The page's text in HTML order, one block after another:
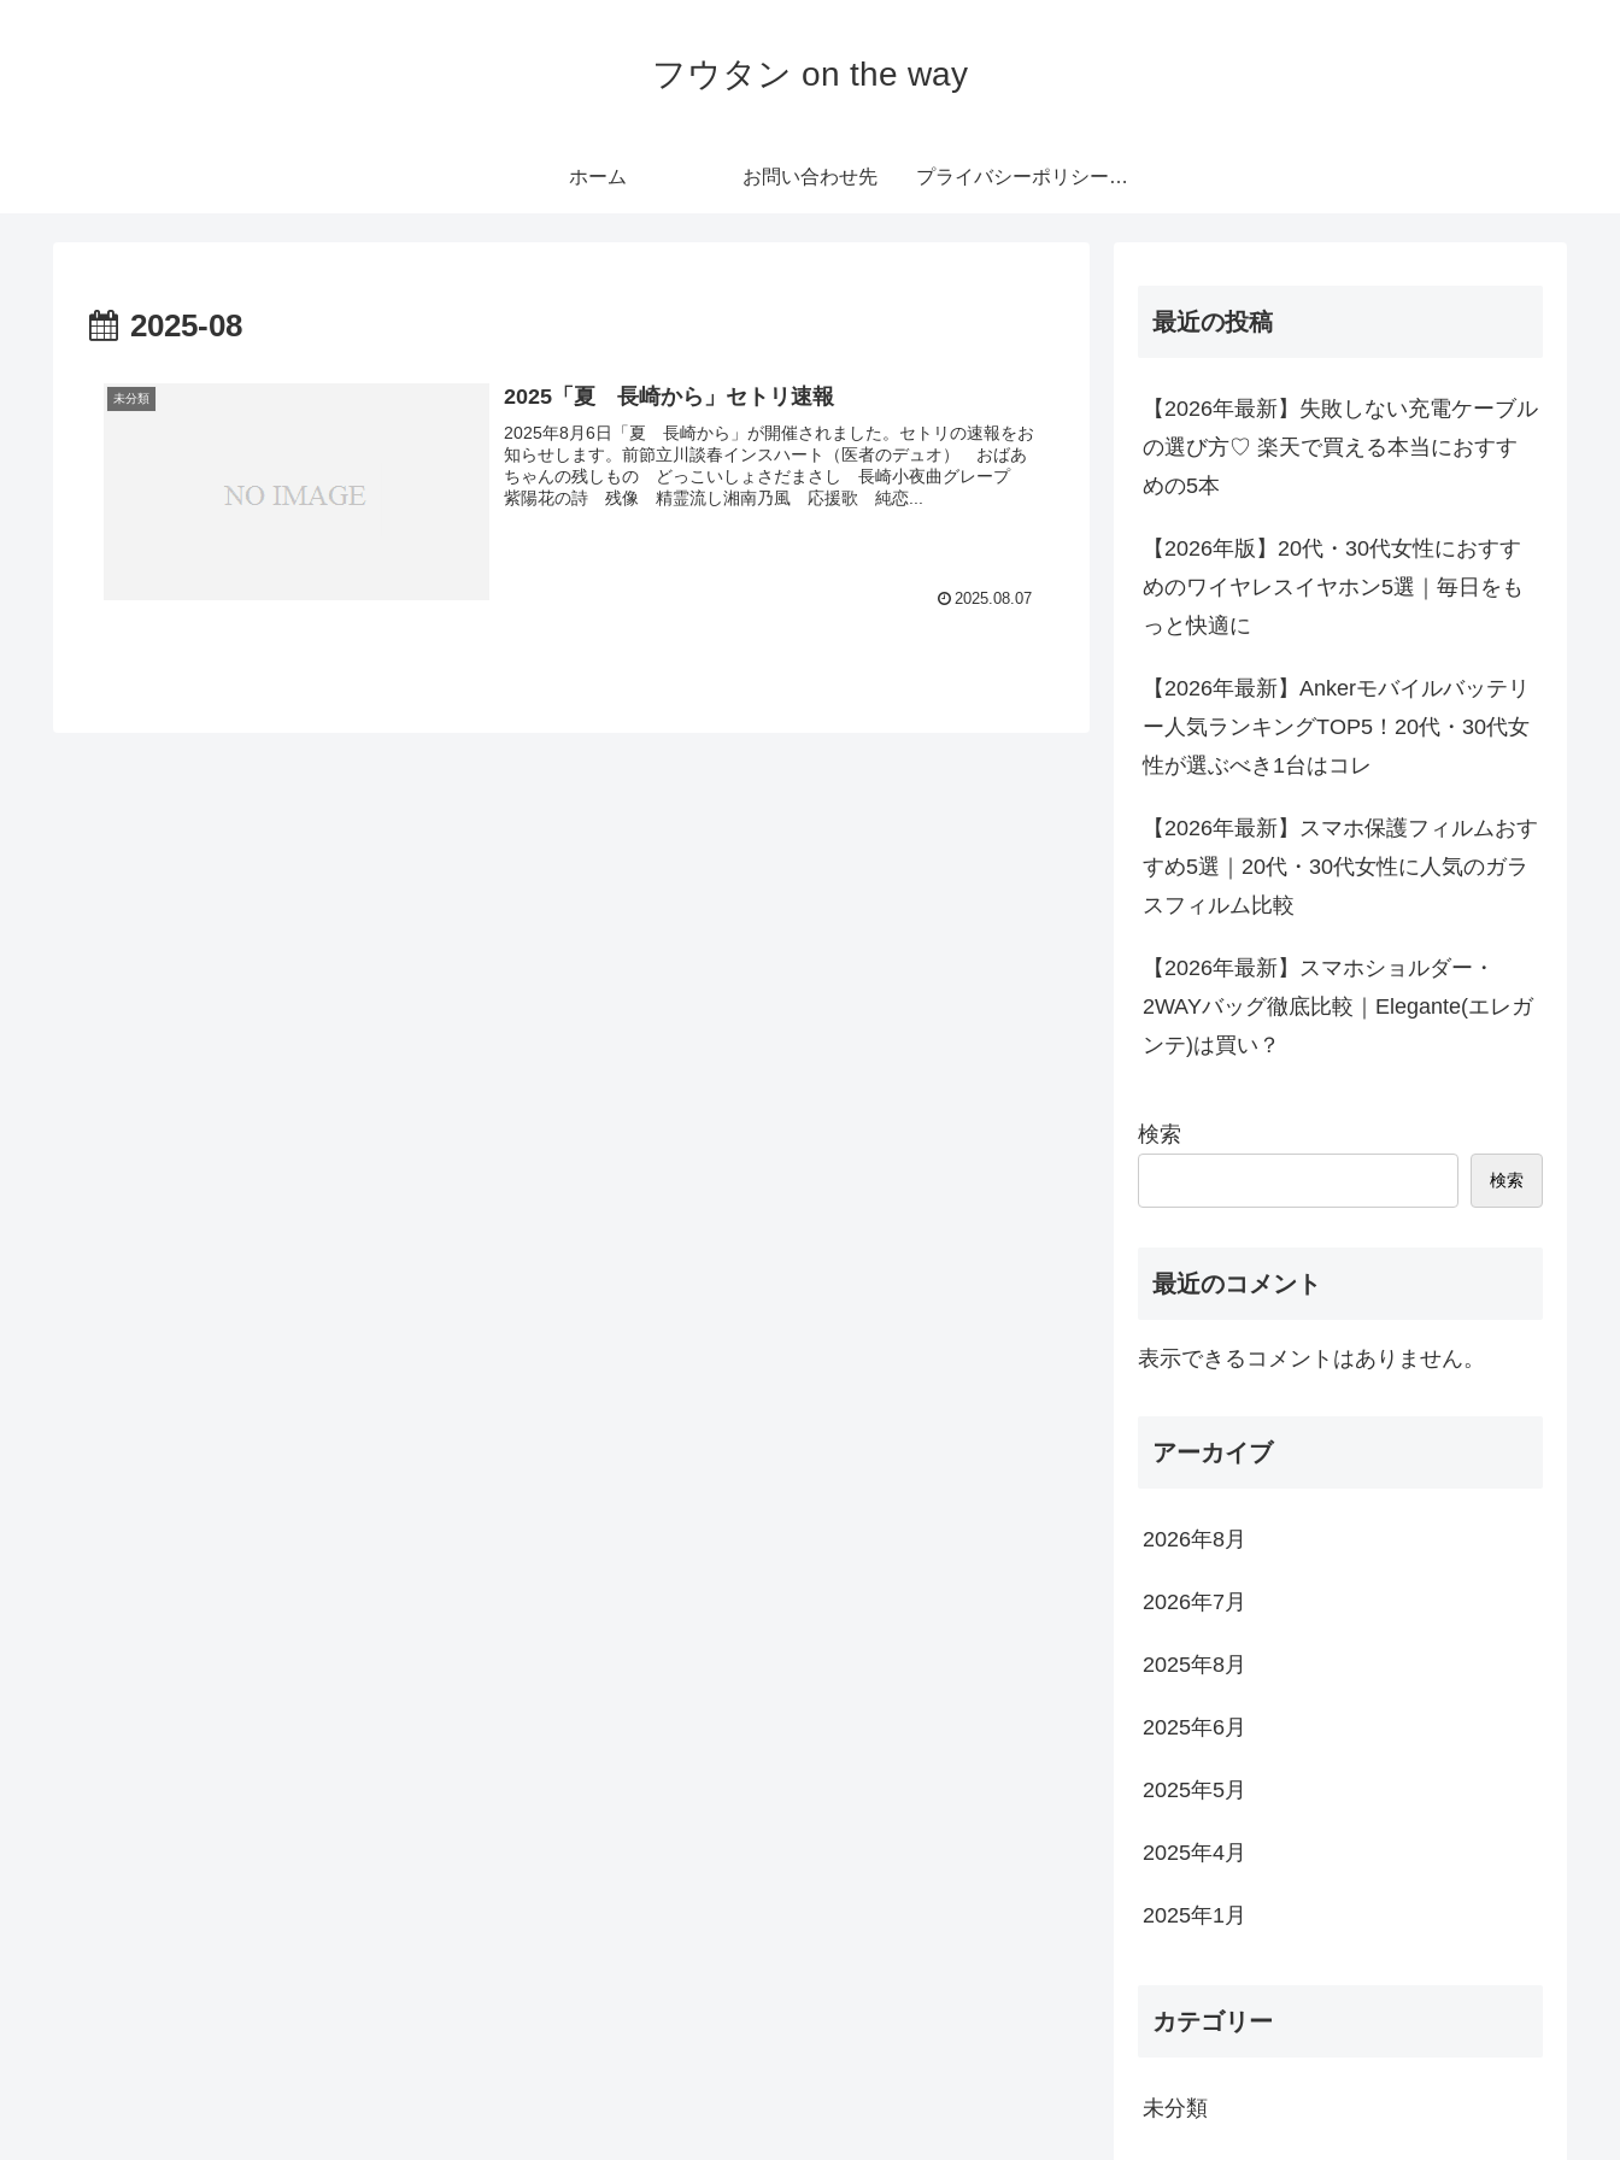
フウタン on the way
ホーム お問い合わせ先 プライバシーポリシー・免責事項
2025-08
未分類 2025「夏 長崎から」セトリ速報
2025年8月6日「夏 長崎から」が開催されました。セトリの速報をお
知らせします。前節立川談春インスハート（医者のデュオ） おばあ
ちゃんの残しもの どっこいしょさだまさし 長崎小夜曲グレープ
紫陽花の詩 残像 精霊流し湘南乃風 応援歌 純恋...
2025.08.07
最近の投稿
【2026年最新】失敗しない充電ケーブル
の選び方♡ 楽天で買える本当におすす
めの5本
【2026年版】20代・30代女性におすす
めのワイヤレスイヤホン5選｜毎日をも
っと快適に
【2026年最新】Ankerモバイルバッテリ
ー人気ランキングTOP5！20代・30代女
性が選ぶべき1台はコレ
【2026年最新】スマホ保護フィルムおす
すめ5選｜20代・30代女性に人気のガラ
スフィルム比較
【2026年最新】スマホショルダー・
2WAYバッグ徹底比較｜Elegante(エレガ
ンテ)は買い？
検索
検索
最近のコメント
表示できるコメントはありません。
アーカイブ
2026年8月
2026年7月
2025年8月
2025年6月
2025年5月
2025年4月
2025年1月
カテゴリー
未分類